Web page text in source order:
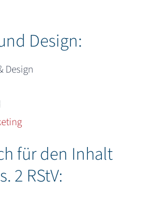
Design:
Design
für den Inhalt
2 RStV: